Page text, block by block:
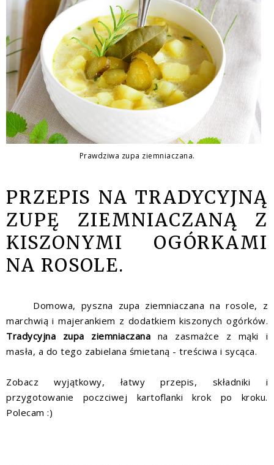
Prawdziwa zupa ziemniaczana.
PRZEPIS NA TRADYCYJNĄ
ZUPĘ ZIEMNIACZANĄ Z
KISZONYMI OGÓRKAMI
NA ROSOLE.
Domowa, pyszna zupa ziemniaczana na rosole, z
marchwią i majerankiem z dodatkiem kiszonych ogórków.
Tradycyjna zupa ziemniaczana na zasmażce z mąki i
masła, a do tego zabielana śmietaną - treściwa i sycąca.
Zobacz wyjątkowy, łatwy przepis, składniki i
przygotowanie poczciwej kartoflanki krok po kroku.
Polecam :)